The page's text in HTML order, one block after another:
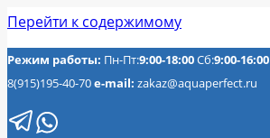
Перейти к содержимому
Режим работы: Пн-Пт:9:00-18:00Сб:9:00-16:00
8(915)195-40-70e-mail: zakaz@aquaperfect.ru